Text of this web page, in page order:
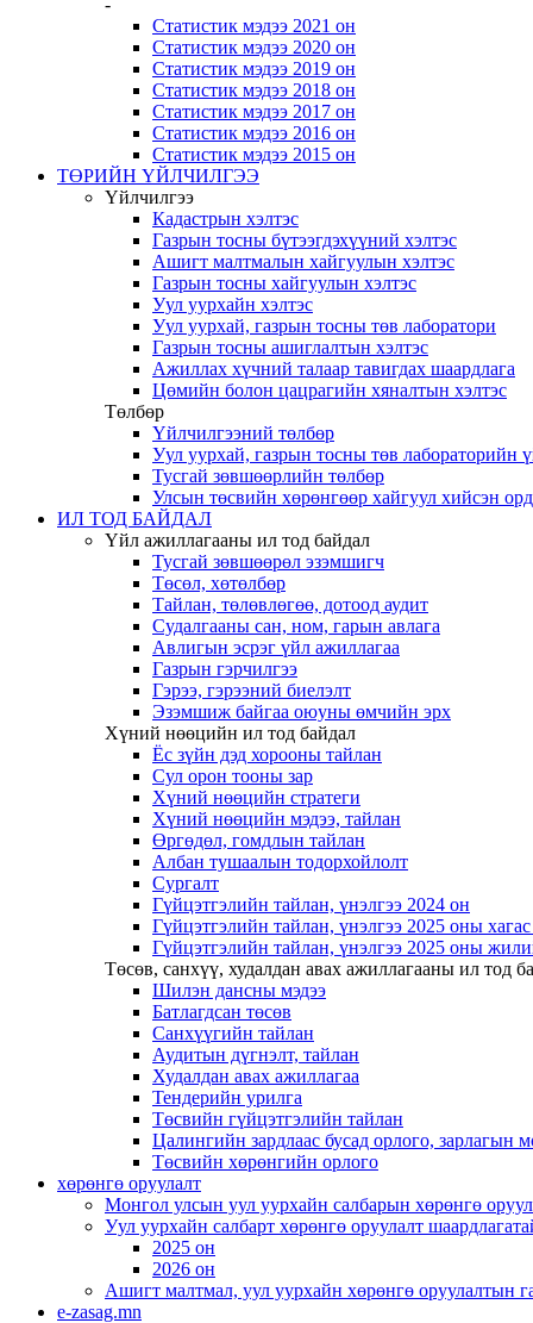
-
Статистик мэдээ 2021 он
Статистик мэдээ 2020 он
Статистик мэдээ 2019 он
Статистик мэдээ 2018 он
Статистик мэдээ 2017 он
Статистик мэдээ 2016 он
Статистик мэдээ 2015 он
ТӨРИЙН ҮЙЛЧИЛГЭЭ
Үйлчилгээ
Кадастрын хэлтэс
Газрын тосны бүтээгдэхүүний хэлтэс
Ашигт малтмалын хайгуулын хэлтэс
Газрын тосны хайгуулын хэлтэс
Уул уурхайн хэлтэс
Уул уурхай, газрын тосны төв лаборатори
Газрын тосны ашиглалтын хэлтэс
Ажиллах хүчний талаар тавигдах шаардлага
Цөмийн болон цацрагийн хяналтын хэлтэс
Төлбөр
Үйлчилгээний төлбөр
Уул уурхай, газрын тосны төв лабораторийн
Тусгай зөвшөөрлийн төлбөр
Улсын төсвийн хөрөнгөөр хайгуул хийсэн
ИЛ ТОД БАЙДАЛ
Үйл ажиллагааны ил тод байдал
Тусгай зөвшөөрөл эзэмшигч
Төсөл, хөтөлбөр
Тайлан, төлөвлөгөө, дотоод аудит
Судалгааны сан, ном, гарын авлага
Авлигын эсрэг үйл ажиллагаа
Газрын гэрчилгээ
Гэрээ, гэрээний биелэлт
Эзэмшиж байгаа оюуны өмчийн эрх
Хүний нөөцийн ил тод байдал
Ёс зүйн дэд хорооны тайлан
Сул орон тооны зар
Хүний нөөцийн стратеги
Хүний нөөцийн мэдээ, тайлан
Өргөдөл, гомдлын тайлан
Албан тушаалын тодорхойлолт
Сургалт
Гүйцэтгэлийн тайлан, үнэлгээ 2024 он
Гүйцэтгэлийн тайлан, үнэлгээ 2025 оны
Гүйцэтгэлийн тайлан, үнэлгээ 2025 оны
Төсөв, санхүү, худалдан авах ажиллагааны ил тод
Шилэн дансны мэдээ
Батлагдсан төсөв
Санхүүгийн тайлан
Аудитын дүгнэлт, тайлан
Худалдан авах ажиллагаа
Тендерийн урилга
Төсвийн гүйцэтгэлийн тайлан
Цалингийн зардлаас бусад орлого, зарлагын
Төсвийн хөрөнгийн орлого
хөрөнгө оруулалт
Монгол улсын уул уурхайн салбарын хөрөнгө
Уул уурхайн салбарт хөрөнгө оруулалт
2025 он
2026 он
Ашигт малтмал, уул уурхайн хөрөнгө оруулалтын
e-zasag.mn